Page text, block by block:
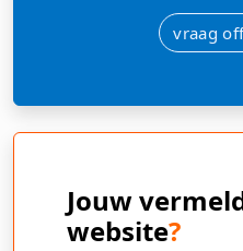
vraag
Jouw
website?